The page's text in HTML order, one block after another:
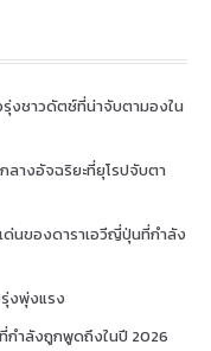
รุ่งชาวดัตช์ที่น่าจับตามองใน
างอัจฉริยะที่ยุโรปจับตา
ด่นของดาราเอวีญี่ปุ่นที่กำลัง
รุ่งพุ่งแรง
กำลังถูกพูดถึงในปี 2026